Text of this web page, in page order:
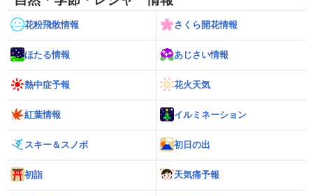
花粉飛散情報 さくら開花情報
ほたる情報 あじさい情報
熱中症予報 花火天気
紅葉情報 イルミネーション
スキー＆スノボ 初日の出
初詣 天気痛予報